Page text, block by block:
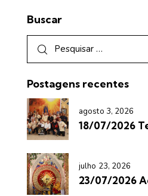
Buscar
Postagens recentes
agosto 3, 2026
18/07/2026
julho 23, 2026
23/07/2026